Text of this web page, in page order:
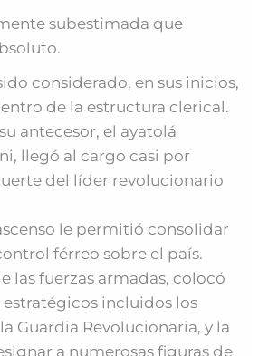
subestimada que
considerado, en sus inicios,
de la estructura clerical.
antecesor, el ayatolá
llegó al cargo casi por
del líder revolucionario
le permitió consolidar
férreo sobre el país.
las fuerzas armadas, colocó
estratégicos incluidos los
Guardia Revolucionaria, y la
a numerosas figuras de